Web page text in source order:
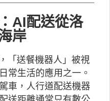
AI配送從洛
岸
「送餐機器人」被視
常生活的應用之一。
車，人行道配送機器